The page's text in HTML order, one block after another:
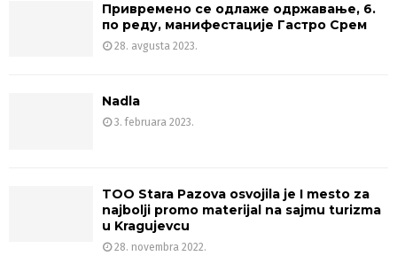
Привремено се одлаже одржавање, 6.
по реду, манифестације Гастро Срем
28. avgusta 2023.
Nadla
3. februara 2023.
TOO Stara Pazova osvojila je I mesto za
najbolji promo materijal na sajmu turizma
u Kragujevcu
28. novembra 2022.